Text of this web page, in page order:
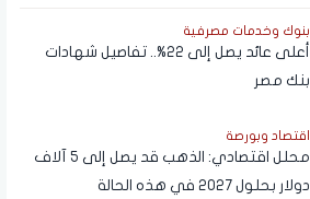
بنوك وخدمات مصرفية
أعلى عائد يصل إلى 22%.. تفاصيل شهادات
بنك مصر
اقتصاد وبورصة
محلل اقتصادي: الذهب قد يصل إلى 5 آلاف
دولار بحلول 2027 في هذه الحالة